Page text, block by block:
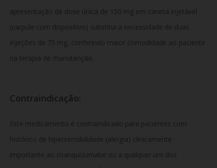
apresentação de dose única de 150 mg em caneta injetável
(carpule com dispositivo) substitui a necessidade de duas
injeções de 75 mg, conferindo maior comodidade ao paciente
na terapia de manutenção.
Contraindicação:
Este medicamento é contraindicado para pacientes com
histórico de hipersensibilidade (alergia) clinicamente
importante ao risanquizumabe ou a qualquer um dos